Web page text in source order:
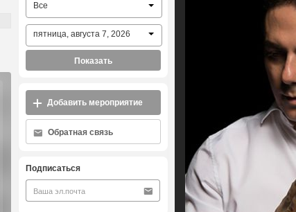
Все
пятница, августа 7, 2026
Показать
Добавить мероприятие
Обратная связь
Подписаться